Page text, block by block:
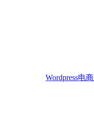
Wordpress电